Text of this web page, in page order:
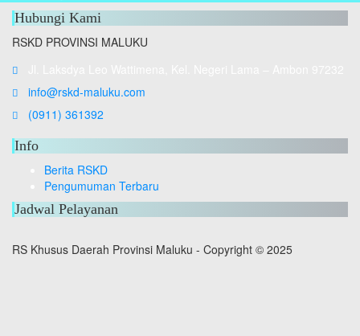
Hubungi Kami
RSKD PROVINSI MALUKU
info@rskd-maluku.com
(0911) 361392
Info
Berita RSKD
Pengumuman Terbaru
Jadwal Pelayanan
RS Khusus Daerah Provinsi Maluku - Copyright © 2025